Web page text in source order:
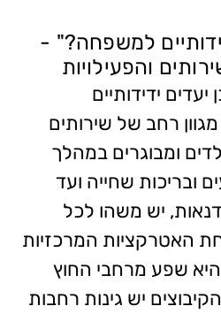
למשפחה?" -
והפעילויות
ידידותיים
רחב של שירותים
ומבוגרים במהלך
ובריכות שחייה ועד
יש משהו לכל
האטרקציות המרכזיות
שפע מרחבי החוץ
יש גינות רחבות